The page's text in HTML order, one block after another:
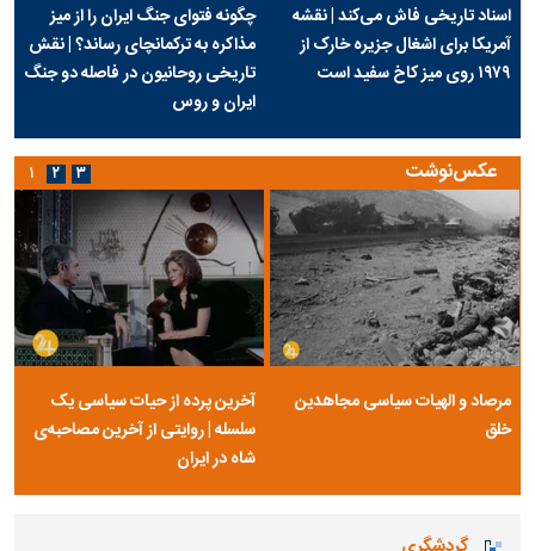
اسناد تاریخی فاش می‌کند | نقشه
آمریکا برای اشغال جزیره خارک از
۱۹۷۹ روی میز کاخ سفید است
چگونه فتوای جنگ ایران را از میز
مذاکره به ترکمانچای رساند؟ | نقش
تاریخی روحانیون در فاصله دو جنگ
ایران و روس
عکس‌نوشت
مرصاد و الهیات سیاسی مجاهدین
خلق
آخرین پرده از حیات سیاسی یک
سلسله | روایتی از آخرین مصاحبه‌ی
شاه در ایران
۱ ۲ ۳